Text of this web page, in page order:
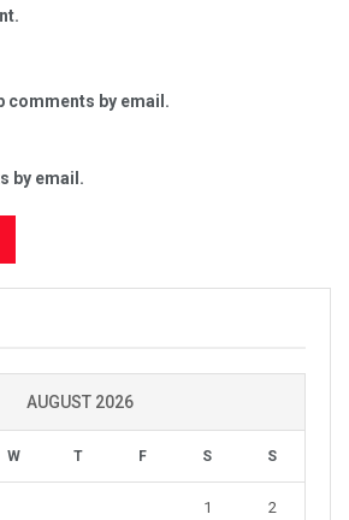
comments by email.
by email.
AUGUST 2026
W T F S S
1 2